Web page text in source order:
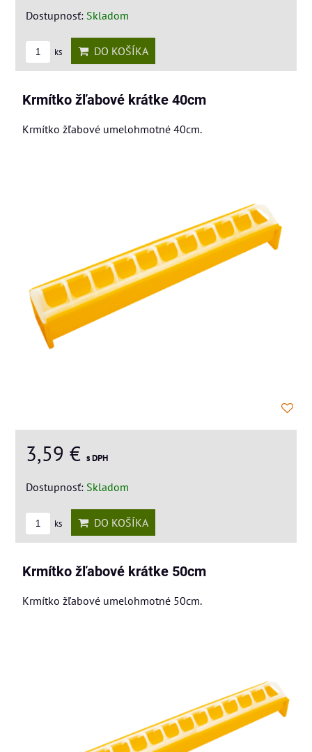
Dostupnosť: Skladom
ks DO KOŠÍKA
Krmítko žľabové krátke 40cm
Krmítko žľabové umelohmotné 40cm.
3,59 € s DPH
Dostupnosť: Skladom
ks DO KOŠÍKA
Krmítko žľabové krátke 50cm
Krmítko žľabové umelohmotné 50cm.